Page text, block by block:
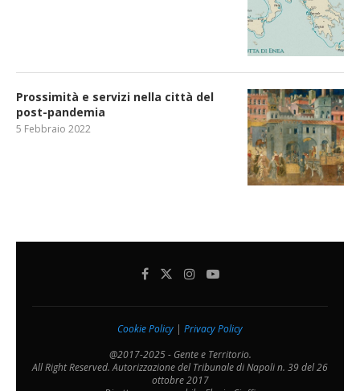
Prossimità e servizi nella città del
post-pandemia
5 Febbraio 2022
Cookie Policy | Privacy Policy
@2017-2025 - Gente e Territorio.
All Right Reserved. Autorizzazione del Tribunale di Napoli n. 39 del 26
ottobre 2017